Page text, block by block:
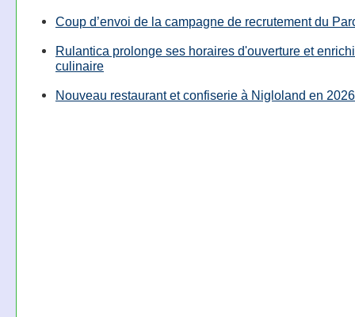
Coup d’envoi de la campagne de recrutement du
Rulantica prolonge ses horaires d'ouverture et
culinaire
Nouveau restaurant et confiserie à Nigloland en 2026